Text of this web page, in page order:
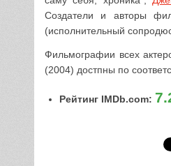
Создатели и авторы
(исполнительный
Фильмографии всех
(2004) достпны по
Рейтинг IMDb.com: